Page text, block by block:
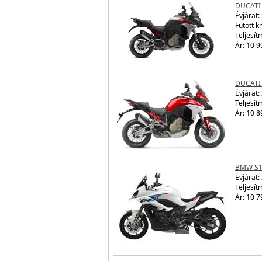
Évjárat:
Futott
Ár: 10
Évjárat:
Ár: 10
BMW
Évjárat:
Ár: 10